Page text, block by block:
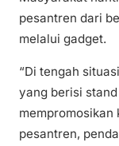
pesantren dari
melalui gadget.
“Di tengah
yang berisi
pesantren,